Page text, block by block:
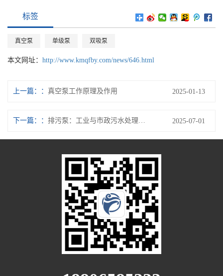
标签
真空泵 单级泵 双吸泵
本文网址： http://www.kmqfby.com/news/646.html
上一篇： 真空泵工作原理及作用 2025-01-13
下一篇： 排污泵：工业与市政污水处理的核心设备 2025-07-01